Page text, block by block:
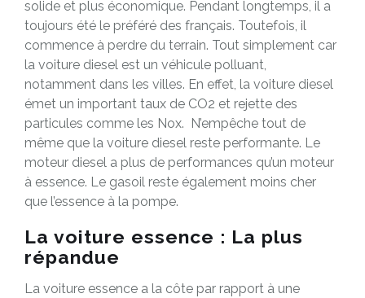
solide et plus économique. Pendant longtemps, il a
toujours été le préféré des français. Toutefois, il
commence à perdre du terrain. Tout simplement car
la voiture diesel est un véhicule polluant,
notamment dans les villes. En effet, la voiture diesel
émet un important taux de CO2 et rejette des
particules comme les Nox. N’empêche tout de
même que la voiture diesel reste performante. Le
moteur diesel a plus de performances qu’un moteur
à essence. Le gasoil reste également moins cher
que l’essence à la pompe.
La voiture essence : La plus
répandue
La voiture essence a la côte par rapport à une